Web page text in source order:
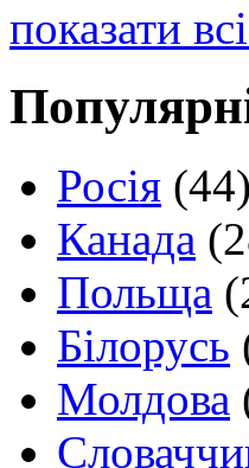
показати
Росія (44)
Канада
Польща
Білорусь
Молдова